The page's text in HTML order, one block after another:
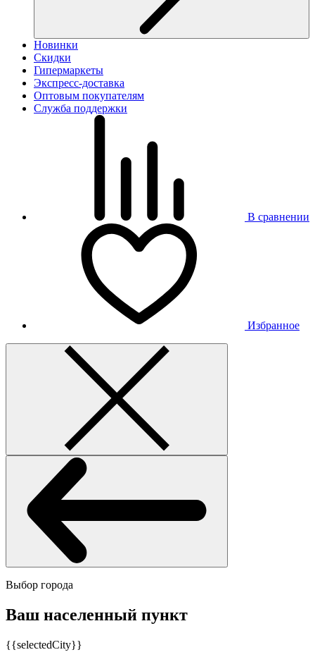
Новинки
Скидки
Гипермаркеты
Экспресс-доставка
Оптовым покупателям
Служба поддержки
В сравнении
Избранное
Выбор города
Ваш населенный пункт
{{selectedCity}}